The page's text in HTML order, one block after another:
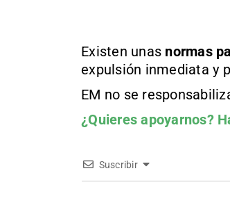
Existen unas normas
expulsión inmediata y
EM no se
¿Quieres apoyarnos?
Suscribir